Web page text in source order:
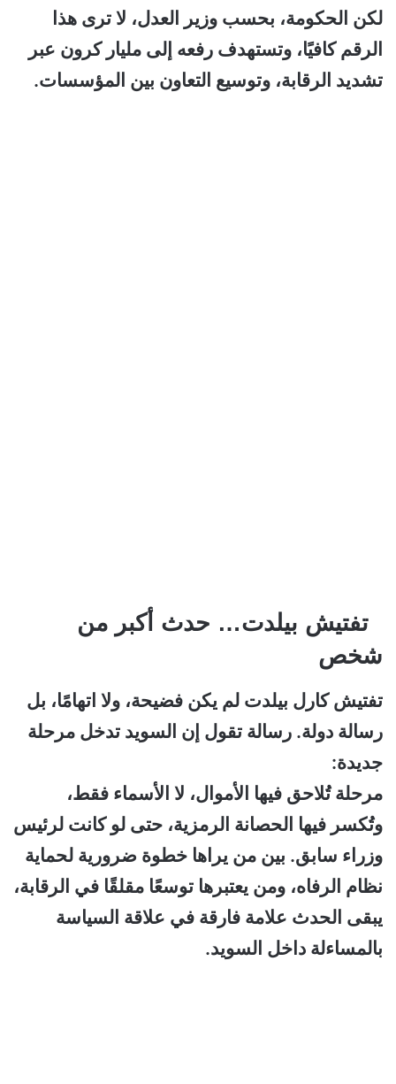
لكن الحكومة، بحسب وزير العدل، لا ترى هذا
الرقم كافيًا، وتستهدف رفعه إلى مليار كرون عبر
تشديد الرقابة، وتوسيع التعاون بين المؤسسات.
تفتيش بيلدت… حدث أكبر من
شخص
تفتيش كارل بيلدت لم يكن فضيحة، ولا اتهامًا، بل
رسالة دولة. رسالة تقول إن السويد تدخل مرحلة
جديدة:
مرحلة تُلاحق فيها الأموال، لا الأسماء فقط،
وتُكسر فيها الحصانة الرمزية، حتى لو كانت لرئيس
وزراء سابق. بين من يراها خطوة ضرورية لحماية
نظام الرفاه، ومن يعتبرها توسعًا مقلقًا في الرقابة،
يبقى الحدث علامة فارقة في علاقة السياسة
بالمساءلة داخل السويد.